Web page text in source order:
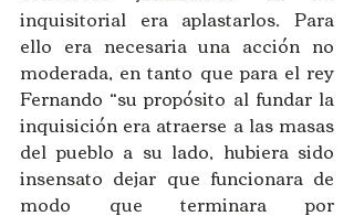
inquisitorial era aplastarlos. Para
ello era necesaria una acción no
moderada, en tanto que para el rey
Fernando “su propósito al fundar la
inquisición era atraerse a las masas
del pueblo a su lado, hubiera sido
insensato dejar que funcionara de
modo que terminara por